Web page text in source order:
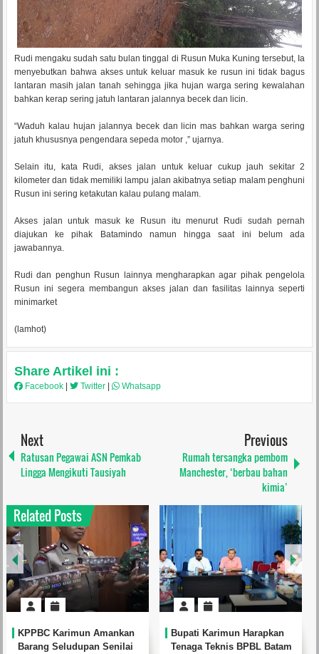
Rudi mengaku sudah satu bulan tinggal di Rusun Muka Kuning tersebut, Ia
menyebutkan bahwa akses untuk keluar masuk ke rusun ini tidak bagus
lantaran masih jalan tanah sehingga jika hujan warga sering kewalahan
bahkan kerap sering jatuh lantaran jalannya becek dan licin.
“Waduh kalau hujan jalannya becek dan licin mas bahkan warga sering
jatuh khususnya pengendara sepeda motor ,” ujarnya.
Selain itu, kata Rudi, akses jalan untuk keluar cukup jauh sekitar 2
kilometer dan tidak memiliki lampu jalan akibatnya setiap malam penghuni
Rusun ini sering ketakutan kalau pulang malam.
Akses jalan untuk masuk ke Rusun itu menurut Rudi sudah pernah
diajukan ke pihak Batamindo namun hingga saat ini belum ada
jawabannya.
Rudi dan penghun Rusun lainnya mengharapkan agar pihak pengelola
Rusun ini segera membangun akses jalan dan fasilitas lainnya seperti
minimarket
(lamhot)
Share Artikel ini :
Facebook Twitter Whatsapp
Next
Ratusan Pegawai ASN Pemkab
Lingga Mengikuti Tausiyah
Previous
Rumah tersangka pembom
Manchester, ‘berbau bahan
kimia’
Related Posts
KPPBC Karimun Amankan
Barang Seludupan Senilai
Bupati Karimun Harapkan
Tenaga Teknis BPBL Batam